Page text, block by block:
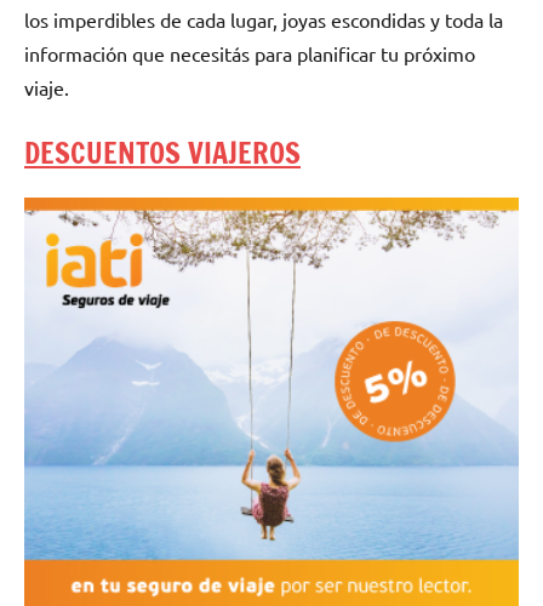
los imperdibles de cada lugar, joyas escondidas y toda la
información que necesitás para planificar tu próximo
viaje.
DESCUENTOS VIAJEROS